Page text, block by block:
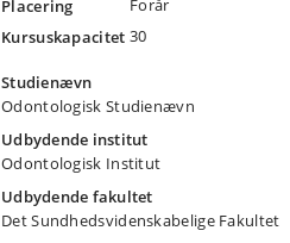
Placering
Forår
Kursuskapacitet 30
Studienævn
Odontologisk Studienævn
Udbydende institut
Odontologisk Institut
Udbydende fakultet
Det Sundhedsvidenskabelige Fakultet